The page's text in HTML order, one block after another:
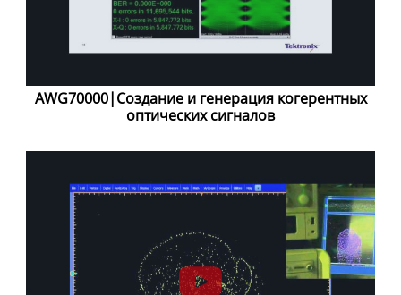
AWG70000|Создание и генерация когерентных
оптических сигналов